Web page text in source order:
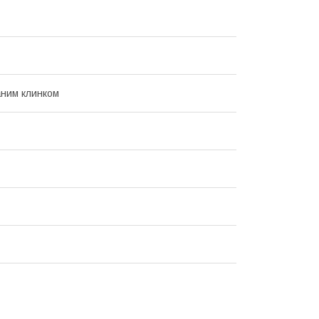
клинком